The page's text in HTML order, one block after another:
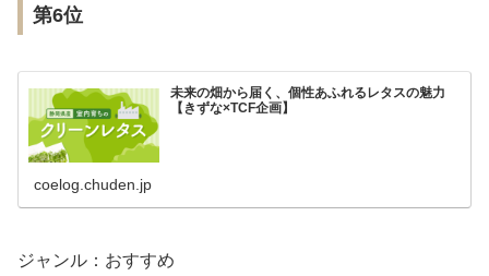
第6位
未来の畑から届く、個性あふれるレタスの魅力
【きずな×TCF企画】
coelog.chuden.jp
ジャンル：おすすめ